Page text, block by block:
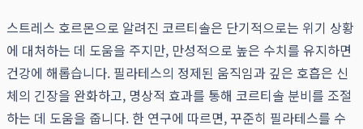
스트레스 호르몬으로 알려진 코르티솔은 단기적으로는 위기 상황
에 대처하는 데 도움을 주지만, 만성적으로 높은 수치를 유지하면
건강에 해롭습니다. 필라테스의 정제된 움직임과 깊은 호흡은 신
체의 긴장을 완화하고, 명상적 효과를 통해 코르티솔 분비를 조절
하는 데 도움을 줍니다. 한 연구에 따르면, 꾸준히 필라테스를 수